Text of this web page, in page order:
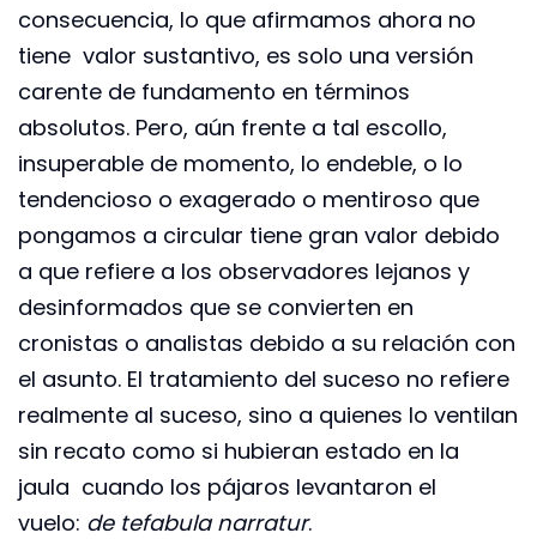
consecuencia, lo que afirmamos ahora no
tiene valor sustantivo, es solo una versión
carente de fundamento en términos
absolutos. Pero, aún frente a tal escollo,
insuperable de momento, lo endeble, o lo
tendencioso o exagerado o mentiroso que
pongamos a circular tiene gran valor debido
a que refiere a los observadores lejanos y
desinformados que se convierten en
cronistas o analistas debido a su relación con
el asunto. El tratamiento del suceso no refiere
realmente al suceso, sino a quienes lo ventilan
sin recato como si hubieran estado en la
jaula cuando los pájaros levantaron el
vuelo: de tefabula narratur.